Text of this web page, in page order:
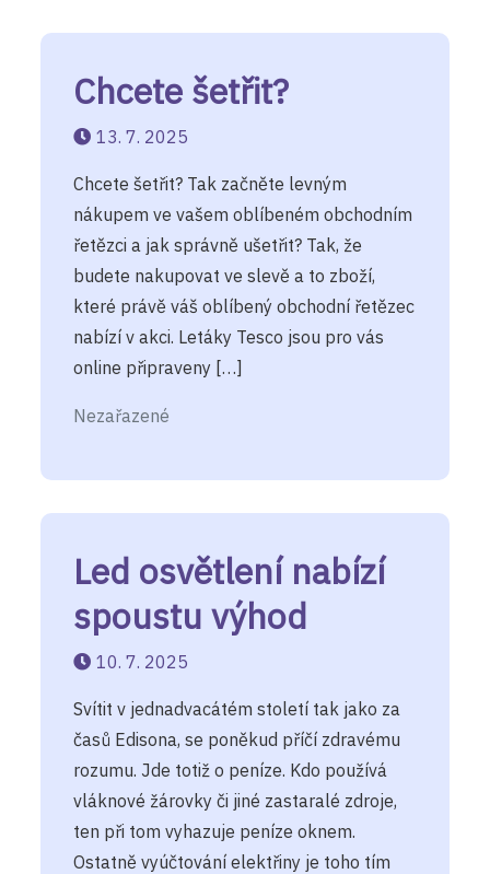
Chcete šetřit?
13. 7. 2025
Chcete šetřit? Tak začněte levným
nákupem ve vašem oblíbeném obchodním
řetězci a jak správně ušetřit? Tak, že
budete nakupovat ve slevě a to zboží,
které právě váš oblíbený obchodní řetězec
nabízí v akci. Letáky Tesco jsou pro vás
online připraveny […]
Nezařazené
Led osvětlení nabízí
spoustu výhod
10. 7. 2025
Svítit v jednadvacátém století tak jako za
časů Edisona, se poněkud příčí zdravému
rozumu. Jde totiž o peníze. Kdo používá
vláknové žárovky či jiné zastaralé zdroje,
ten při tom vyhazuje peníze oknem.
Ostatně vyúčtování elektřiny je toho tím